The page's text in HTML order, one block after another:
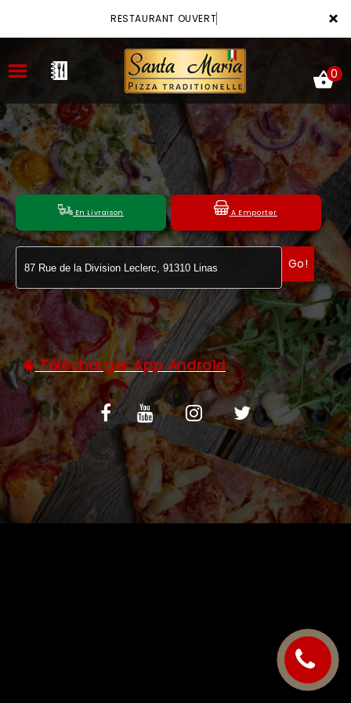
×
RESTAURANT OUVERT
ACCUEIL
LA CARTE
VOTRE COMPTE
NOTRE RESTAURANT
VOS AVIS
MENTIONS LÉGALES
C.G.V
0
En Livraison A Emporter
Go!
Télécharger App Android